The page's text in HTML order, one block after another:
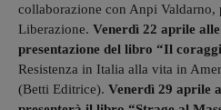
collaborazione con Anpi Valdarno,
Liberazione. Venerdì 22 aprile
presentazione del libro “Il
Resistenza in Italia alla vita in
(Betti Editrice). Venerdì 29 aprile